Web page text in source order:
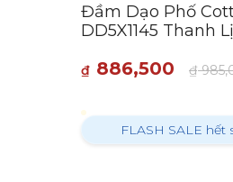
Đầm Dạo Phố
DD5X1145 Thanh
₫ 886,500 ₫
FLASH SALE hết